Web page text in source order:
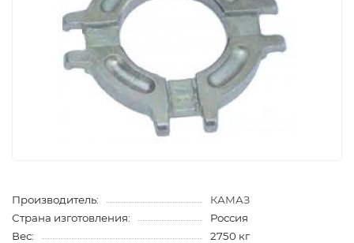
Производитель:
КАМАЗ
Страна изготовления:
Россия
Вес:
2750 кг